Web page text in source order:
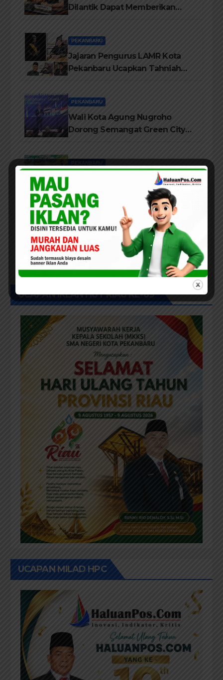
Dilantik Dapat Memberikan
PEKANBARU
Jajaran Pengurus LAMR Kota
Pekanbaru Ucapkan Tahniah
PEKANBARU
Wali Kota Agung Nugroho
Dorong Semangat Green City
PEKANBARU
SMK Taruna Satria Pekanbaru
Terus Memperkuat Sistem
Pendidikan Disiplin Tinggi
DPRD /LEGISLATIF PEKANBARU
Dukung Program Seragam
Gratis, Komisi III DPRD
Pekanbaru sebut Anggaran
Rehab Sekolah Harus
UCAPAN IKLAN HUT RIAU KE-69
UCAPAN MILAD HPC